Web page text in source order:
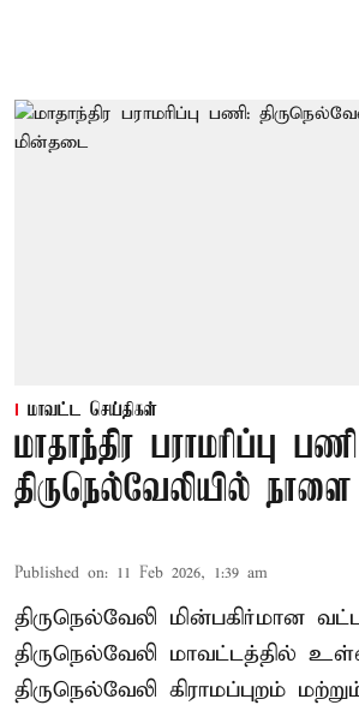
மாவட்ட செய்திகள்
மாதாந்திர பராமரிப்பு
திருநெல்வேலியில்
Published on: 11 Feb 2026, 1:39 am
திருநெல்வேலி மின்பகிர்மான
திருநெல்வேலி மாவட்டத்தில்
திருநெல்வேலி கிராமப்புறம்